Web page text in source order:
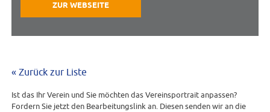
ZUR WEBSEITE
« Zurück zur Liste
Ist das Ihr Verein und Sie möchten das Vereinsportrait anpassen?
Fordern Sie jetzt den Bearbeitungslink an. Diesen senden wir an die